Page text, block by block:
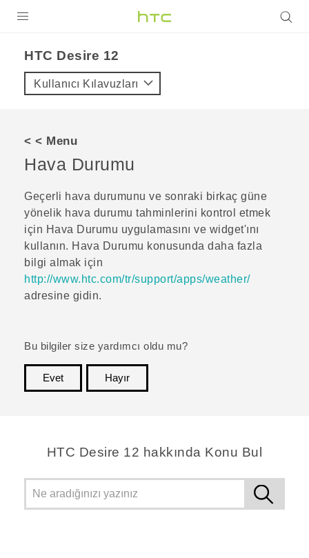
VIVE
VIVERSE
DESTEK
HTC Desire 12‎
Kullanıcı Kılavuzları
< < Menu
Hava Durumu
Geçerli hava durumunu ve sonraki birkaç güne
yönelik hava durumu tahminlerini kontrol etmek
için Hava Durumu uygulamasını ve widget'ını
kullanın. Hava Durumu konusunda daha fazla
bilgi almak için
http://www.htc.com/tr/support/apps/weather/
adresine gidin.
Bu bilgiler size yardımcı oldu mu?
Evet
Hayır
HTC Desire 12 hakkında Konu Bul